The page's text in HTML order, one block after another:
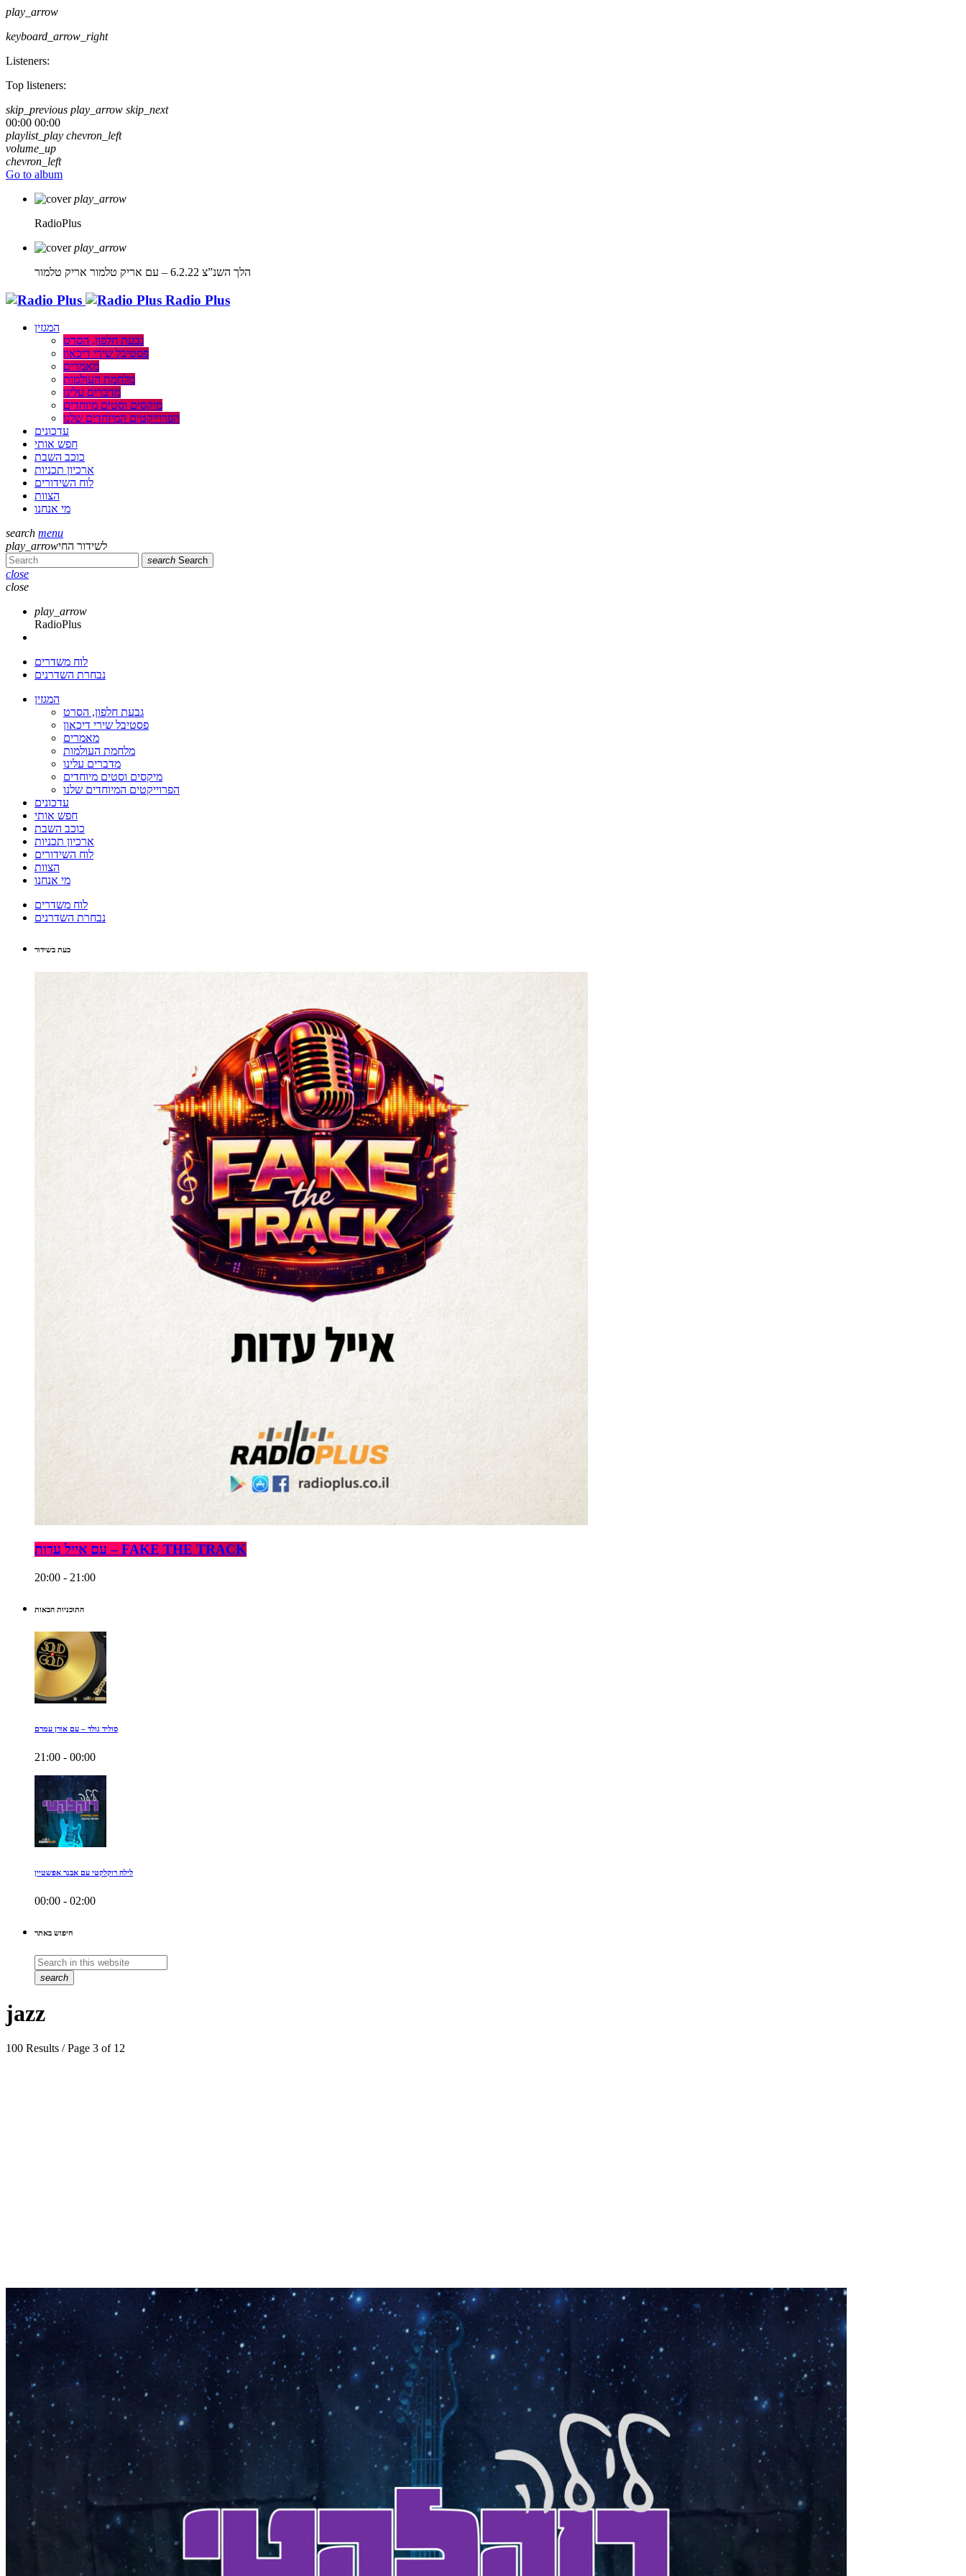
play_arrow
keyboard_arrow_right
Listeners:
Top listeners:
skip_previous play_arrow skip_next
00:00 00:00
playlist_play chevron_left
volume_up
chevron_left
Go to album
play_arrow
RadioPlus
play_arrow
הלך השנ”צ 6.2.22 – עם אריק טלמור
אריק טלמור
Radio Plus
המגזין
גבעת חלפון, הסרט
פסטיבל שירי דיכאון
מאמרים
מלחמת העולמות
מדברים עלינו
מיקסים וסטים מיוחדים
הפרוייקטים המיוחדים שלנו
עדכונים
חפש אותי
כוכב השבת
ארכיון תכניות
לוח השידורים
הצוות
מי אנחנו
search menu
play_arrowלשידור החי
search Search
close
close
play_arrow
RadioPlus
לוח משדרים
נבחרת השדרנים
המגזין
גבעת חלפון, הסרט
פסטיבל שירי דיכאון
מאמרים
מלחמת העולמות
מדברים עלינו
מיקסים וסטים מיוחדים
הפרוייקטים המיוחדים שלנו
עדכונים
חפש אותי
כוכב השבת
ארכיון תכניות
לוח השידורים
הצוות
מי אנחנו
לוח משדרים
נבחרת השדרנים
כעת בשידור
עם אייל עדות – FAKE THE TRACK
20:00 - 21:00
התוכניות הבאות
סוליד גולד – עם אורן עמרם
21:00 - 00:00
לילה רוקלקטי עם אבנר אפשטיין
00:00 - 02:00
חיפוש באתר
search
jazz
100 Results / Page 3 of 12